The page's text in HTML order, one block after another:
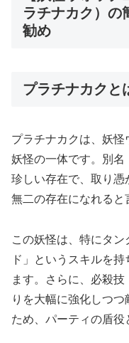
ラチナカク）の
勧め
プラチナカクと
プラチナカクは、妖
妖怪の一体です。別
珍しい存在で、取り
無二の存在になれると
この妖怪は、特にタ
ド」というスキルを
ます。さらに、必殺
りを大幅に強化しつ
ため、パーティの盾役